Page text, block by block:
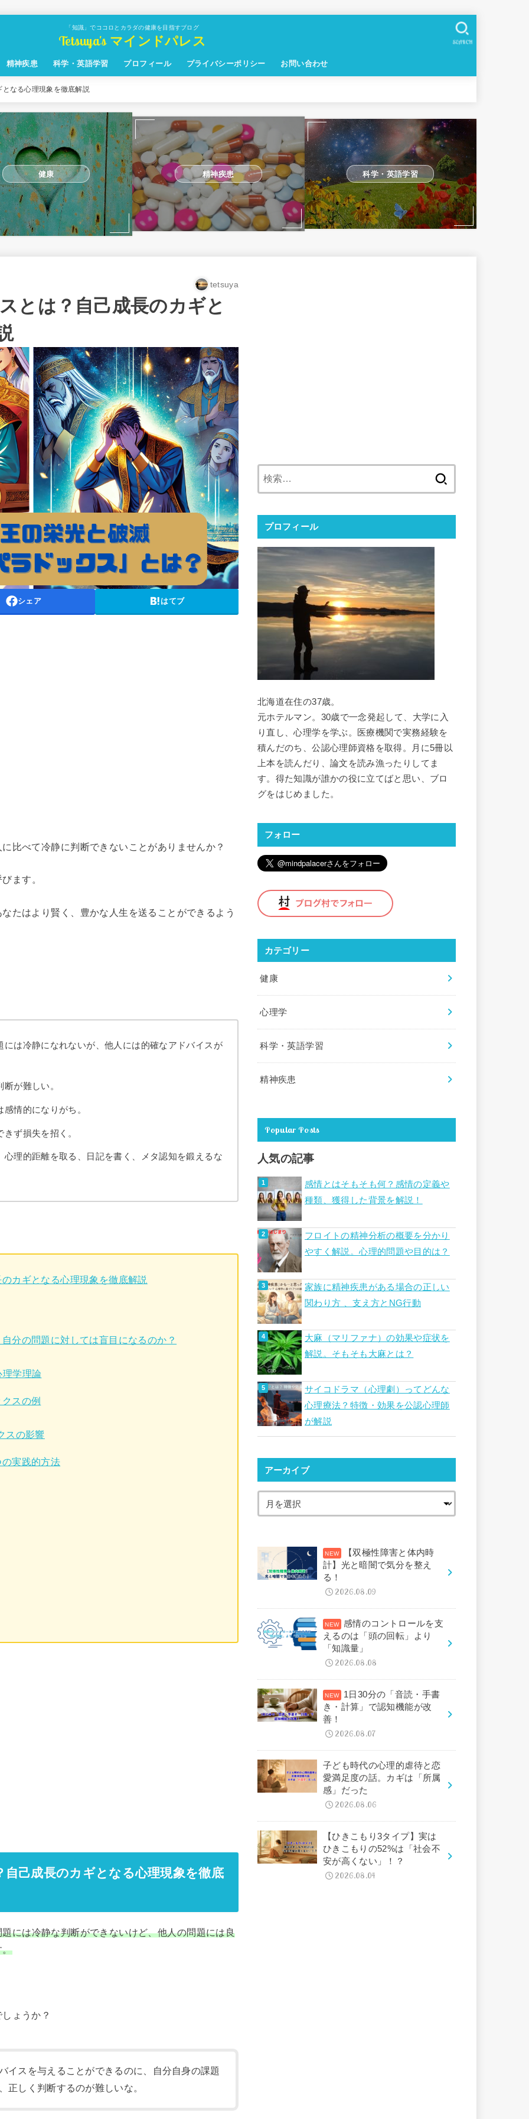
「知識」でココロとカラダの健康を目指すブログ
Tetsuya's マインドパレス
精神疾患 科学・英語学習 プロフィール プライバシーポリシー お問い合わせ
SEARCH
なる心理現象を徹底解説
健康 精神疾患 科学・英語学習
tetsuya
とは？自己成長のカギと
シェア はてブ
比べて冷静に判断できないことがありませんか？
ます。
たはより賢く、豊かな人生を送ることができるよう
は冷静になれないが、他人には的確なアドバイスが
が難しい。
情的になりがち。
ず損失を招く。
理的距離を取る、日記を書く、メタ認知を鍛えるな
カギとなる心理現象を徹底解説
分の問題に対しては盲目になるのか？
理学理論
スの例
スの影響
実践的方法
己成長のカギとなる心理現象を徹底
には冷静な判断ができないけど、他人の問題には良
。
ょうか？
イスを与えることができるのに、自分自身の課題
正しく判断するのが難しいな。
プロフィール
北海道在住の37歳。
元ホテルマン。30歳で一念発起して、大学に入
り直し、心理学を学ぶ。医療機関で実務経験を
積んだのち、公認心理師資格を取得。月に5冊以
上本を読んだり、論文を読み漁ったりしてま
す。得た知識が誰かの役に立てばと思い、ブロ
グをはじめました。
フォロー
カテゴリー
健康
心理学
科学・英語学習
精神疾患
Popular Posts
人気の記事
感情とはそもそも何？感情の定義や
種類、獲得した背景を解説！
フロイトの精神分析の概要を分かり
やすく解説。心理的問題や目的は？
家族に精神疾患がある場合の正しい
関わり方 、支え方とNG行動
大麻（マリファナ）の効果や症状を
解説。そもそも大麻とは？
サイコドラマ（心理劇）ってどんな
心理療法？特徴・効果を公認心理師
が解説
アーカイブ
【双極性障害と体内時
計】光と暗闇で気分を整え
る！
2026.08.09
感情のコントロールを支
えるのは「頭の回転」より
「知識量」
2026.08.08
1日30分の「音読・手書
き・計算」で認知機能が改
善！
2026.08.07
子ども時代の心理的虐待と恋
愛満足度の話。カギは「所属
感」だった
2026.08.06
【ひきこもり3タイプ】実は
ひきこもりの52%は「社会不
安が高くない」！？
2026.08.04